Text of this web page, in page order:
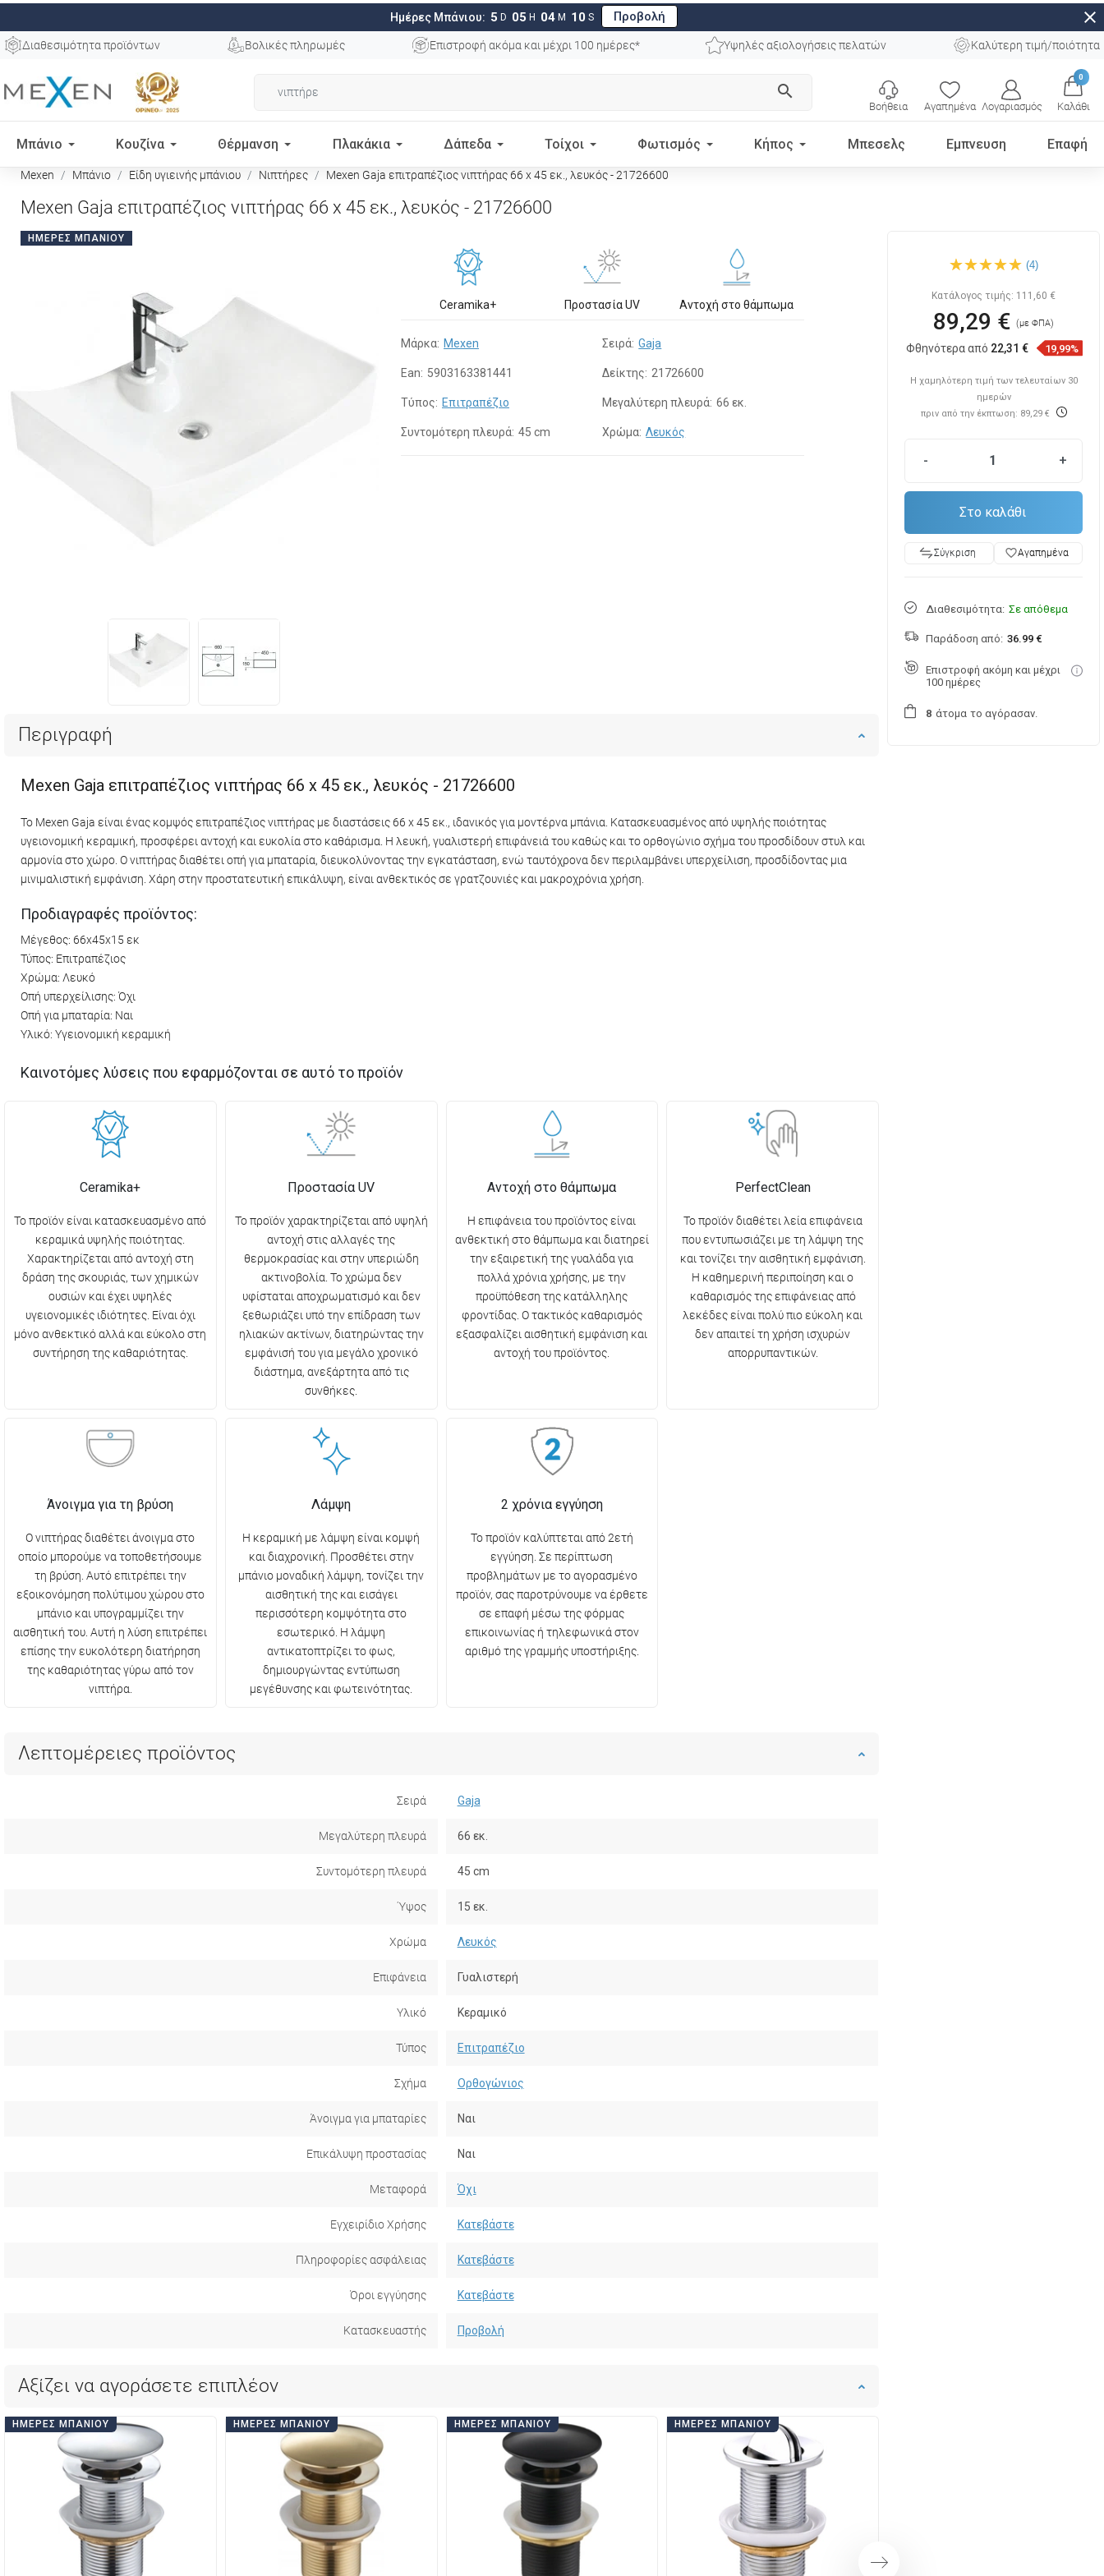
Ημέρες Μπάνιου: 5 D 05 H 04 M 09 S Προβολή close
Διαθεσιμότητα προϊόντων Βολικές πληρωμές Επιστροφή ακόμα και μέχρι 100 ημέρες* Υψηλές αξιολογήσεις πελατών Καλύτερη τιμή/ποιότητα
search
Αγαπημένα Λογαριασμός
0
Καλάθι
Βοήθεια
Μπάνιο Κουζίνα Θέρμανση Πλακάκια Δάπεδα Τοίχοι Φωτισμός Κήπος Μπεσελς Εμπνευση Επαφή
Mexen Μπάνιο Είδη υγιεινής μπάνιου Νιπτήρες Mexen Gaja επιτραπέζιος νιπτήρας 66 x 45 εκ., λευκός - 21726600
Mexen Gaja επιτραπέζιος νιπτήρας 66 x 45 εκ., λευκός - 21726600
ΗΜΈΡΕΣ ΜΠΆΝΙΟΥ
Ceramika+ Προστασία UV Αντοχή στο θάμπωμα
Μάρκα: Mexen Σειρά: Gaja
Ean: 5903163381441 Δείκτης: 21726600
Τύπος: Επιτραπέζιο Μεγαλύτερη πλευρά: 66 εκ.
Συντομότερη πλευρά: 45 cm Χρώμα: Λευκός
Περιγραφή
Mexen Gaja επιτραπέζιος νιπτήρας 66 x 45 εκ., λευκός - 21726600
Το Mexen Gaja είναι ένας κομψός επιτραπέζιος νιπτήρας με διαστάσεις 66 x 45 εκ., ιδανικός για μοντέρνα μπάνια. Κατασκευασμένος από υψηλής ποιότητας
υγειονομική κεραμική, προσφέρει αντοχή και ευκολία στο καθάρισμα. Η λευκή, γυαλιστερή επιφάνειά του καθώς και το ορθογώνιο σχήμα του προσδίδουν στυλ και
αρμονία στο χώρο. Ο νιπτήρας διαθέτει οπή για μπαταρία, διευκολύνοντας την εγκατάσταση, ενώ ταυτόχρονα δεν περιλαμβάνει υπερχείλιση, προσδίδοντας μια
μινιμαλιστική εμφάνιση. Χάρη στην προστατευτική επικάλυψη, είναι ανθεκτικός σε γρατζουνιές και μακροχρόνια χρήση.
Προδιαγραφές προϊόντος:
Μέγεθος: 66x45x15 εκ
Τύπος: Επιτραπέζιος
Χρώμα: Λευκό
Οπή υπερχείλισης: Όχι
Οπή για μπαταρία: Ναι
Υλικό: Υγειονομική κεραμική
Καινοτόμες λύσεις που εφαρμόζονται σε αυτό το προϊόν
Ceramika+
Το προϊόν είναι κατασκευασμένο από
κεραμικά υψηλής ποιότητας.
Χαρακτηρίζεται από αντοχή στη
δράση της σκουριάς, των χημικών
ουσιών και έχει υψηλές
υγειονομικές ιδιότητες. Είναι όχι
μόνο ανθεκτικό αλλά και εύκολο στη
συντήρηση της καθαριότητας.
Προστασία UV
Το προϊόν χαρακτηρίζεται από υψηλή
αντοχή στις αλλαγές της
θερμοκρασίας και στην υπεριώδη
ακτινοβολία. Το χρώμα δεν
υφίσταται αποχρωματισμό και δεν
ξεθωριάζει υπό την επίδραση των
ηλιακών ακτίνων, διατηρώντας την
εμφάνισή του για μεγάλο χρονικό
διάστημα, ανεξάρτητα από τις
συνθήκες.
Αντοχή στο θάμπωμα
Η επιφάνεια του προϊόντος είναι
ανθεκτική στο θάμπωμα και διατηρεί
την εξαιρετική της γυαλάδα για
πολλά χρόνια χρήσης, με την
προϋπόθεση της κατάλληλης
φροντίδας. Ο τακτικός καθαρισμός
εξασφαλίζει αισθητική εμφάνιση και
αντοχή του προϊόντος.
PerfectClean
Το προϊόν διαθέτει λεία επιφάνεια
που εντυπωσιάζει με τη λάμψη της
και τονίζει την αισθητική εμφάνιση.
Η καθημερινή περιποίηση και ο
καθαρισμός της επιφάνειας από
λεκέδες είναι πολύ πιο εύκολη και
δεν απαιτεί τη χρήση ισχυρών
απορρυπαντικών.
Άνοιγμα για τη βρύση
Ο νιπτήρας διαθέτει άνοιγμα στο
οποίο μπορούμε να τοποθετήσουμε
τη βρύση. Αυτό επιτρέπει την
εξοικονόμηση πολύτιμου χώρου στο
μπάνιο και υπογραμμίζει την
αισθητική του. Αυτή η λύση επιτρέπει
επίσης την ευκολότερη διατήρηση
της καθαριότητας γύρω από τον
νιπτήρα.
Λάμψη
Η κεραμική με λάμψη είναι κομψή
και διαχρονική. Προσθέτει στην
μπάνιο μοναδική λάμψη, τονίζει την
αισθητική της και εισάγει
περισσότερη κομψότητα στο
εσωτερικό. Η λάμψη
αντικατοπτρίζει το φως,
δημιουργώντας εντύπωση
μεγέθυνσης και φωτεινότητας.
2 χρόνια εγγύηση
Το προϊόν καλύπτεται από 2ετή
εγγύηση. Σε περίπτωση
προβλημάτων με το αγορασμένο
προϊόν, σας παροτρύνουμε να έρθετε
σε επαφή μέσω της φόρμας
επικοινωνίας ή τηλεφωνικά στον
αριθμό της γραμμής υποστήριξης.
Λεπτομέρειες προϊόντος
Σειρά Gaja
Μεγαλύτερη πλευρά 66 εκ.
Συντομότερη πλευρά 45 cm
Ύψος 15 εκ.
Χρώμα Λευκός
Επιφάνεια Γυαλιστερή
Υλικό Κεραμικό
Τύπος Επιτραπέζιο
Σχήμα Ορθογώνιος
Άνοιγμα για μπαταρίες Ναι
Επικάλυψη προστασίας Ναι
Μεταφορά Όχι
Εγχειρίδιο Χρήσης Κατεβάστε
Πληροφορίες ασφάλειας Κατεβάστε
Όροι εγγύησης Κατεβάστε
Κατασκευαστής Προβολή
Αξίζει να αγοράσετε επιπλέον
ΗΜΈΡΕΣ ΜΠΆΝΙΟΥ ΗΜΈΡΕΣ ΜΠΆΝΙΟΥ ΗΜΈΡΕΣ ΜΠΆΝΙΟΥ ΗΜΈΡΕΣ ΜΠΆΝΙΟΥ
Επόμενο
νιπτήρας 66 x 45 εκ., λευκός
(4)
Κατάλογος τιμής: 111,60 €
89,29 €(με ΦΠΑ)
Φθηνότερα από 22,31 € 19,99%
Η χαμηλότερη τιμή των τελευταίων 30
ημερών
πριν από την έκπτωση: 89,29 €
- +
Στο καλάθι
Σύγκριση favorite_border Αγαπημένα
Διαθεσιμότητα: Σε απόθεμα
Παράδοση από: 36.99 €
Επιστροφή ακόμη και μέχρι
100 ημέρες
8 άτομα το αγόρασαν.